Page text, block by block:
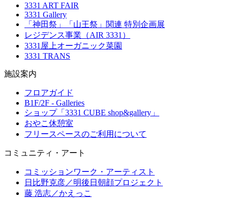
3331 ART FAIR
3331 Gallery
「神田祭」「山王祭」関連 特別企画展
レジデンス事業（AIR 3331）
3331屋上オーガニック菜園
3331 TRANS
施設案内
フロアガイド
B1F/2F - Galleries
ショップ「3331 CUBE shop&gallery」
おやこ休憩室
フリースペースのご利用について
コミュニティ・アート
コミッションワーク・アーティスト
日比野克彦／明後日朝顔プロジェクト
藤 浩志／かえっこ